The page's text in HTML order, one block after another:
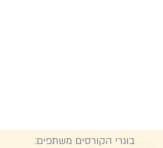
בוגרי הקורסים משתפים: